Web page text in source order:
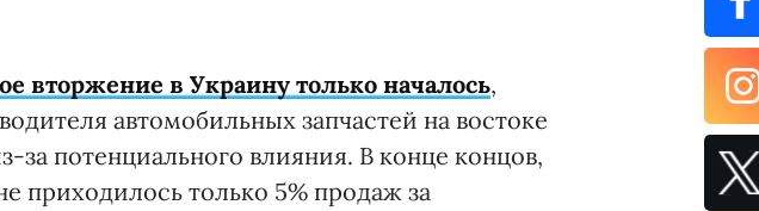
вторжение в Украину только началось,
автомобильных запчастей на востоке
за потенциального влияния. В конце концов,
приходилось только 5% продаж за